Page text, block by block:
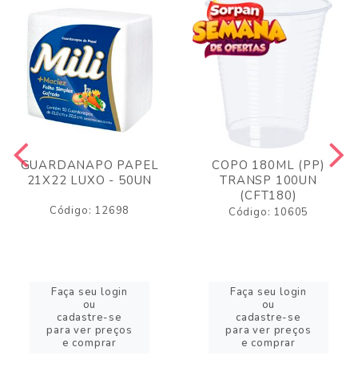
GUARDANAPO PAPEL
21X22 LUXO - 50UN
Código: 12698
Faça seu login
ou
cadastre-se
para ver preços
e comprar
COPO 180ML (PP)
TRANSP 100UN
(CFT180)
Código: 10605
Faça seu login
ou
cadastre-se
para ver preços
e comprar